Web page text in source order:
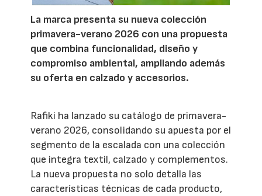
La marca presenta su nueva colección
primavera-verano 2026 con una propuesta
que combina funcionalidad, diseño y
compromiso ambiental, ampliando además
su oferta en calzado y accesorios.
Rafiki ha lanzado su catálogo de primavera-
verano 2026, consolidando su apuesta por el
segmento de la escalada con una colección
que integra textil, calzado y complementos.
La nueva propuesta no solo detalla las
características técnicas de cada producto,